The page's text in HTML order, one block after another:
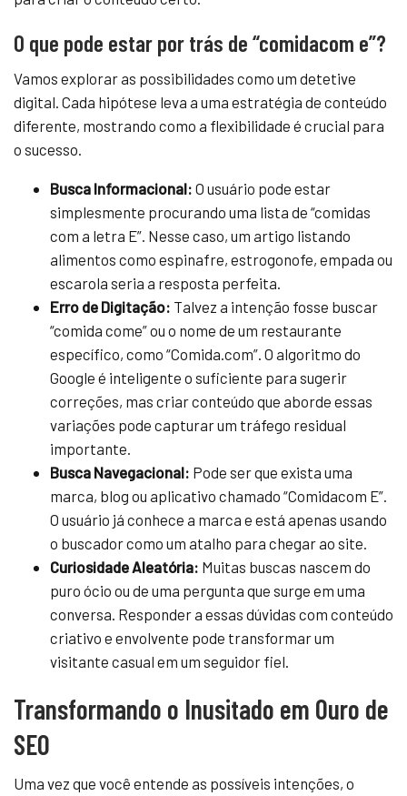
O que pode estar por trás de “comidacom e”?
Vamos explorar as possibilidades como um detetive
digital. Cada hipótese leva a uma estratégia de conteúdo
diferente, mostrando como a flexibilidade é crucial para
o sucesso.
Busca Informacional: O usuário pode estar
simplesmente procurando uma lista de “comidas
com a letra E”. Nesse caso, um artigo listando
alimentos como espinafre, estrogonofe, empada ou
escarola seria a resposta perfeita.
Erro de Digitação: Talvez a intenção fosse buscar
“comida come” ou o nome de um restaurante
específico, como “Comida.com”. O algoritmo do
Google é inteligente o suficiente para sugerir
correções, mas criar conteúdo que aborde essas
variações pode capturar um tráfego residual
importante.
Busca Navegacional: Pode ser que exista uma
marca, blog ou aplicativo chamado “Comidacom E”.
O usuário já conhece a marca e está apenas usando
o buscador como um atalho para chegar ao site.
Curiosidade Aleatória: Muitas buscas nascem do
puro ócio ou de uma pergunta que surge em uma
conversa. Responder a essas dúvidas com conteúdo
criativo e envolvente pode transformar um
visitante casual em um seguidor fiel.
Transformando o Inusitado em Ouro de
SEO
Uma vez que você entende as possíveis intenções, o